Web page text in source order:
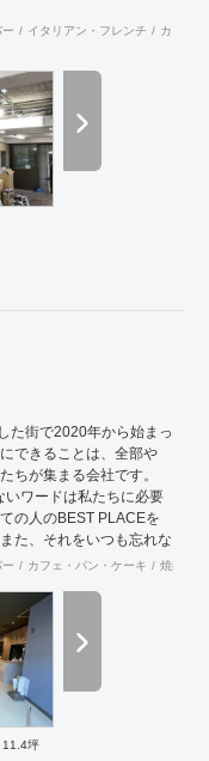
イタリアン・フレンチ カフェ
た街で2020年から始まっ
できることは、全部や
ちが集まる会社です。
いワードは私たちに必要
の人のBEST PLACEを
た、それをいつも忘れな
社名にしました。 内装設
任せください。
カフェ・パン・ケーキ 焼肉・
11.4坪